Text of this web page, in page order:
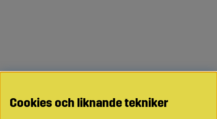
Cookies och liknande tekniker